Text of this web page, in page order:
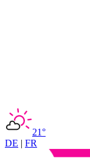
21°
DE | FR